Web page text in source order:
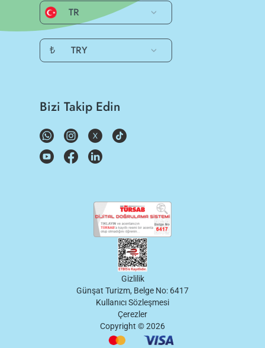
TR
₺ TRY
Bizi Takip Edin
Gizlilik
Günşat Turizm, Belge No: 6417
Kullanıcı Sözleşmesi
Çerezler
Copyright ©2026